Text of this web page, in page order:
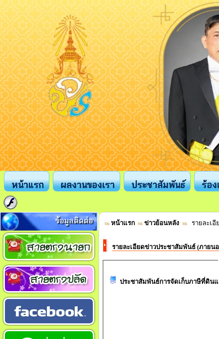
หน้าแรก ผลงานของเรา ประชาสัมพันธ์ ร้อ
ข้อมูลติดต่อ หน้าแรก ข่าวย้อนหลัง รายละเ
รายละเอียดข่าวประชาสัมพันธ์ (ภายน
ประชาสัมพันธ์การจัดเก็บภาษีที่ดินแ